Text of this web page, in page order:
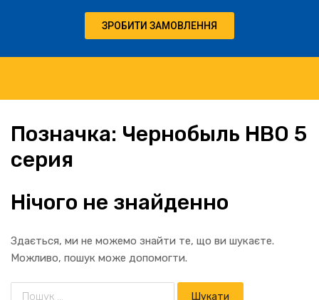
ЗРОБИТИ ЗАМОВЛЕННЯ
Позначка: Чернобыль HBO 5
серия
Нічого не знайденно
Здається, ми не можемо знайти те, що ви шукаєте.
Можливо, пошук може допомогти.